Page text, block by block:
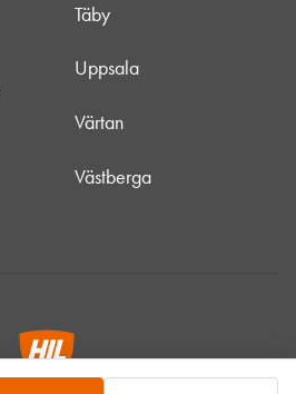
Täby
Uppsala
Värtan
Västberga